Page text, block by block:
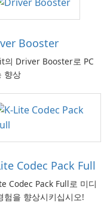
Booster
의 Driver Booster로 PC
향상
Codec Pack Full
Codec Pack Full로 미디
험을 향상시키십시오!